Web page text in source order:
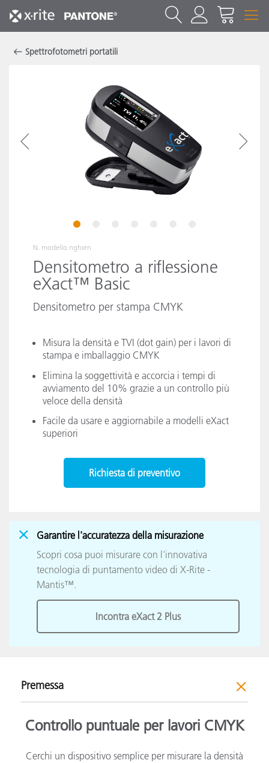
Spettrofotometri portatili
1
N. modello nghxrn
Densitometro a riflessione
eXact™ Basic
Densitometro per stampa CMYK
Misura la densità e TVI (dot gain) per i lavori di
stampa e imballaggio CMYK
Elimina la soggettività e accorcia i tempi di
avviamento del 10% grazie a un controllo più
veloce della densità
Facile da usare e aggiornabile a modelli eXact
superiori
Richiesta di preventivo
Garantire l'accuratezza della misurazione
Scopri cosa puoi misurare con l'innovativa
tecnologia di puntamento video di X-Rite -
Mantis™.
Incontra eXact 2 Plus
Premessa
Controllo puntuale per lavori CMYK
Cerchi un dispositivo semplice per misurare la densità